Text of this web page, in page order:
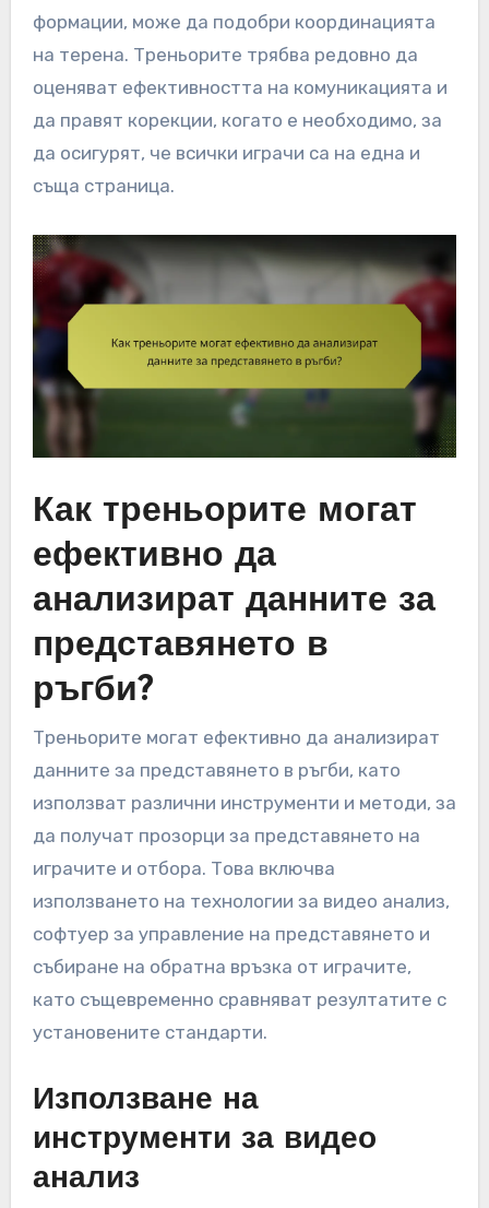
формации, може да подобри координацията
на терена. Треньорите трябва редовно да
оценяват ефективността на комуникацията и
да правят корекции, когато е необходимо, за
да осигурят, че всички играчи са на една и
съща страница.
Как треньорите могат
ефективно да
анализират данните за
представянето в
ръгби?
Треньорите могат ефективно да анализират
данните за представянето в ръгби, като
използват различни инструменти и методи, за
да получат прозорци за представянето на
играчите и отбора. Това включва
използването на технологии за видео анализ,
софтуер за управление на представянето и
събиране на обратна връзка от играчите,
като същевременно сравняват резултатите с
установените стандарти.
Използване на
инструменти за видео
анализ